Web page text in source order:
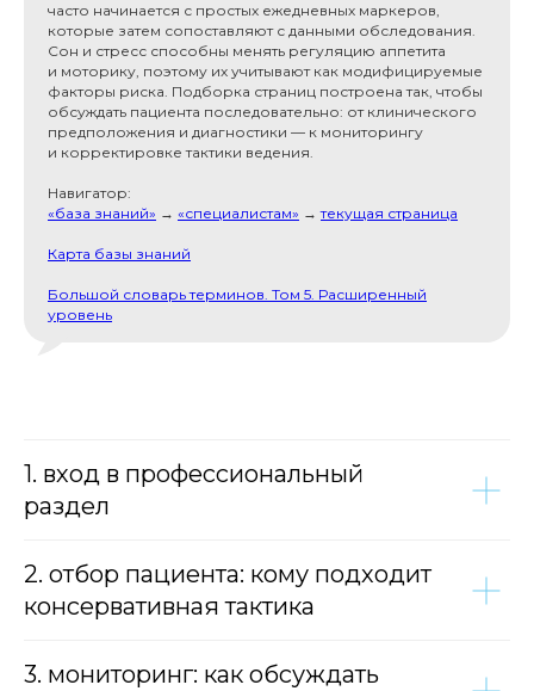
часто начинается с простых ежедневных маркеров,
которые затем сопоставляют с данными обследования.
Сон и стресс способны менять регуляцию аппетита
и моторику, поэтому их учитывают как модифицируемые
факторы риска. Подборка страниц построена так, чтобы
обсуждать пациента последовательно: от клинического
предположения и диагностики — к мониторингу
и корректировке тактики ведения.
Навигатор:
«база знаний» → «специалистам» →текущая страница
Карта базы знаний
Большой словарь терминов. Том 5. Расширенный
уровень
1. вход в профессиональный
раздел
2. отбор пациента: кому подходит
консервативная тактика
3. мониторинг: как обсуждать